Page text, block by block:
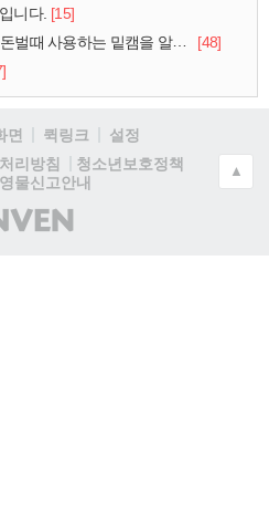
니다. [15]
때 사용하는 밑캠을 알아보자
[48]
면 퀵링크
설정
리방침
청소년보호정책
물신고안내
(주)
인
▲